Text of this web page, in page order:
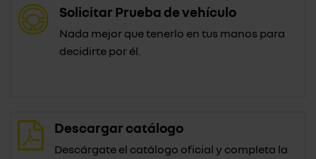
Solicitar Prueba de vehículo
Nada mejor que tenerlo en tus manos para
decidirte por él.
Descargar catálogo
Descárgate el catálogo oficial y completa la